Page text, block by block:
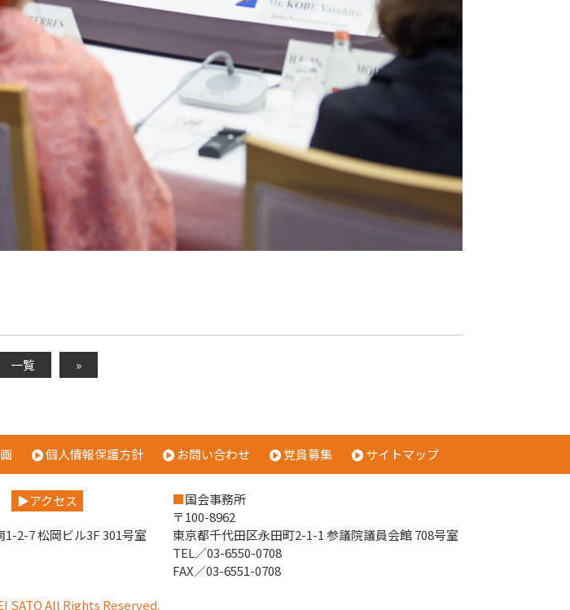
一覧 »
個人情報保護方針 お問い合わせ 党員募集 サイトマップ
2-7 松岡ビル3F 301号室
アクセス
国会事務所
〒100-8962
東京都千代田区永田町2-1-1 参議院議員会館 708号室
TEL／03-6550-0708
FAX／03-6551-0708
SATO All Rights Reserved.